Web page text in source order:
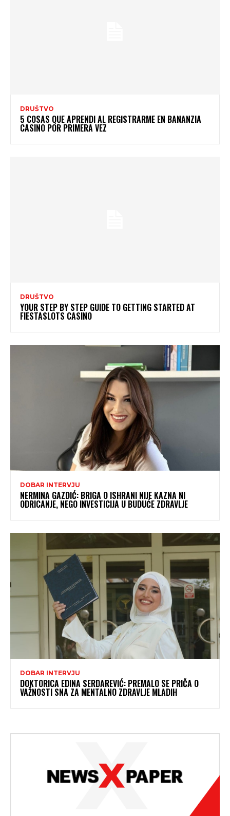
DRUŠTVO
5 COSAS QUE APRENDI AL REGISTRARME EN BANANZIA
CASINO POR PRIMERA VEZ
DRUŠTVO
YOUR STEP BY STEP GUIDE TO GETTING STARTED AT
FIESTASLOTS CASINO
DOBAR INTERVJU
NERMINA GAZDIĆ: BRIGA O ISHRANI NIJE KAZNA NI
ODRICANJE, NEGO INVESTICIJA U BUDUĆE ZDRAVLJE
DOBAR INTERVJU
DOKTORICA EDINA SERDAREVIĆ: PREMALO SE PRIČA O
VAŽNOSTI SNA ZA MENTALNO ZDRAVLJE MLADIH